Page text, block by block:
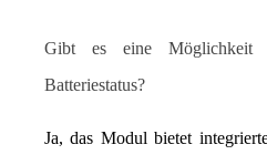
Gibt es eine Möglichkeit
Batteriestatus?
Ja, das Modul bietet